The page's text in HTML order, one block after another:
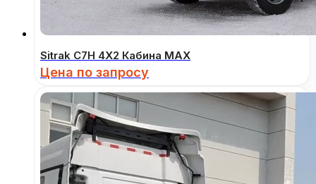
Sitrak C7H 4Х2 Кабина MAX
Цена по запросу